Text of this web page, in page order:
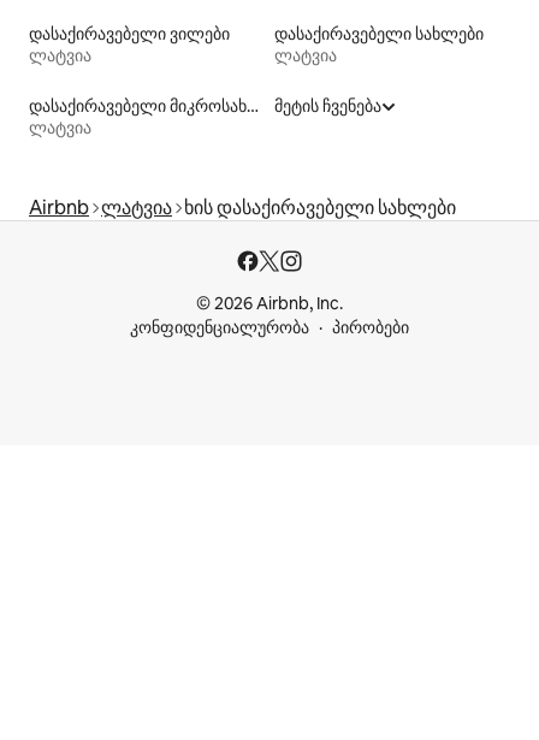
დასაქირავებელი ვილები
ლატვია
დასაქირავებელი სახლები
ლატვია
დასაქირავებელი მიკროსახლები
ლატვია
მეტის ჩვენება
Airbnb ლატვია ხის დასაქირავებელი სახლები
© 2026 Airbnb, Inc.
კონფიდენციალურობა
პირობები